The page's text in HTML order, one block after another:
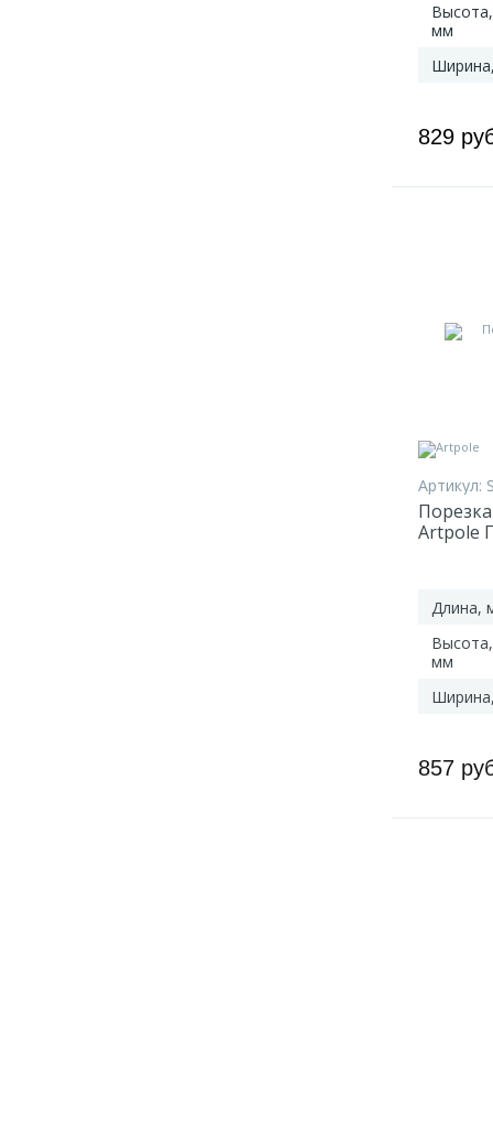
Высота,
мм
829
Артикул:
Artpole
Длина,
Высота,
мм
857